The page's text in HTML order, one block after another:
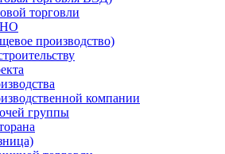
торговли
производство)
компании
группы